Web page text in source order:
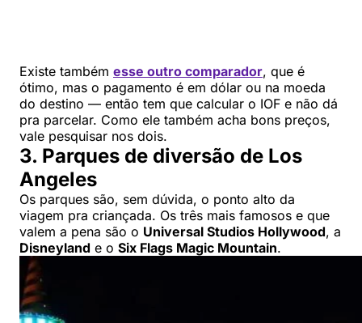
Existe também esse outro comparador, que é
ótimo, mas o pagamento é em dólar ou na moeda
do destino — então tem que calcular o IOF e não dá
pra parcelar. Como ele também acha bons preços,
vale pesquisar nos dois.
3. Parques de diversão de Los
Angeles
Os parques são, sem dúvida, o ponto alto da
viagem pra criançada. Os três mais famosos e que
valem a pena são o Universal Studios Hollywood, a
Disneyland e o Six Flags Magic Mountain.